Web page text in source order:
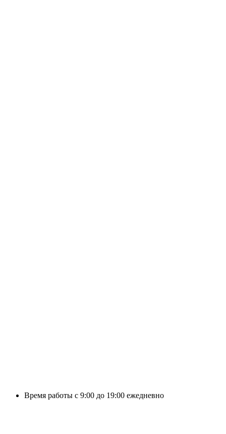
Время работы с 9:00 до 19:00 ежедневно